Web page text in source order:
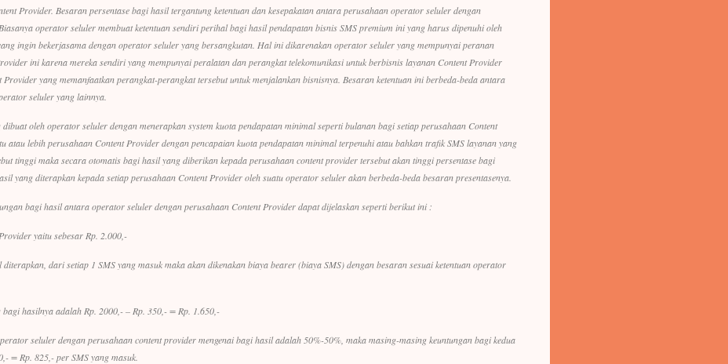
Provider. Besaran persentase bagi hasil tergantung ketentuan dan kesepakatan antara perusahaan operator seluler dengan
operator seluler membuat ketentuan sendiri perihal bagi hasil pendapatan bisnis SMS premium ini yang harus dipenuhi oleh
ingin bekerjasama dengan operator seluler yang bersangkutan. Hal ini dikarenakan operator seluler yang mempunyai peranan
ini karena mereka sendiri yang mempunyai peralatan dan perangkat telekomunikasi untuk berbisnis layanan Content Provider
Provider yang memanfaatkan perangkat-perangkat tersebut untuk menjalankan bisnisnya. Besaran ketentuan ini berbeda-beda antara
seluler yang lainnya.
dibuat oleh operator seluler dengan menerapkan system kuota pendapatan minimal seperti bulanan bagi setiap perusahaan Content
atau lebih perusahaan Content Provider dengan pencapaian kuota pendapatan minimal terpenuhi atau bahkan trafik SMS layanan yang
tinggi maka secara otomatis bagi hasil yang diberikan kepada perusahaan content provider tersebut akan tinggi persentase bagi
yang diterapkan kepada setiap perusahaan Content Provider oleh suatu operator seluler akan berbeda-beda besaran presentasenya.
bagi hasil antara operator seluler dengan perusahaan Content Provider dapat dijelaskan seperti berikut ini :
yaitu sebesar Rp. 2.000,-
diterapkan, dari setiap 1 SMS yang masuk maka akan dikenakan biayabearer(biaya SMS) dengan besaran sesuai ketentuan operator
hasilnya adalah Rp. 2000,- – Rp. 350,- = Rp. 1.650,-
seluler dengan perusahaan content provider mengenai bagi hasil adalah 50%-50%, maka masing-masing keuntungan bagi kedua
= Rp. 825,- per SMS yang masuk.